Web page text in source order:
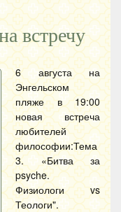
встречу
6 августа на
Энгельском
пляже в 19:00
новая встреча
любителей
философии:Тема
3. «Битва за
psyche.
Физиологи vs
Теологи".